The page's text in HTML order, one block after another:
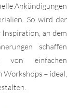
Ankündigungen
So wird der
an dem
schaffen
von einfachen
– ideal,